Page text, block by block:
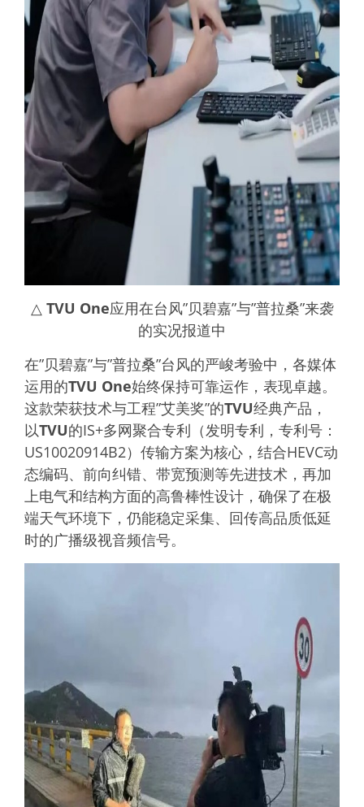
△ TVU One应用在台风”贝碧嘉”与”普拉桑”来袭
的实况报道中
在”贝碧嘉”与”普拉桑”台风的严峻考验中，各媒体
运用的TVU One始终保持可靠运作，表现卓越。
这款荣获技术与工程”艾美奖”的TVU经典产品，
以TVU的IS+多网聚合专利（发明专利，专利号：
US10020914B2）传输方案为核心，结合HEVC动
态编码、前向纠错、带宽预测等先进技术，再加
上电气和结构方面的高鲁棒性设计，确保了在极
端天气环境下，仍能稳定采集、回传高品质低延
时的广播级视音频信号。